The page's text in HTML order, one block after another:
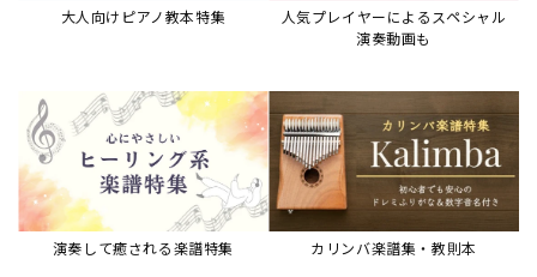
大人向けピアノ教本特集
人気プレイヤーによるスペシャル
演奏動画も
演奏して癒される楽譜特集 カリンバ楽譜集・教則本